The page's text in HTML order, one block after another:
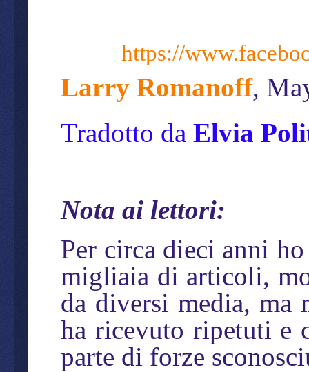
https://
Larry Romanoff,
Tradotto da Elvia
Nota ai lettori:
Per circa dieci anni
migliaia di articoli,
da diversi media,
ha ricevuto ripetuti e
parte di forze